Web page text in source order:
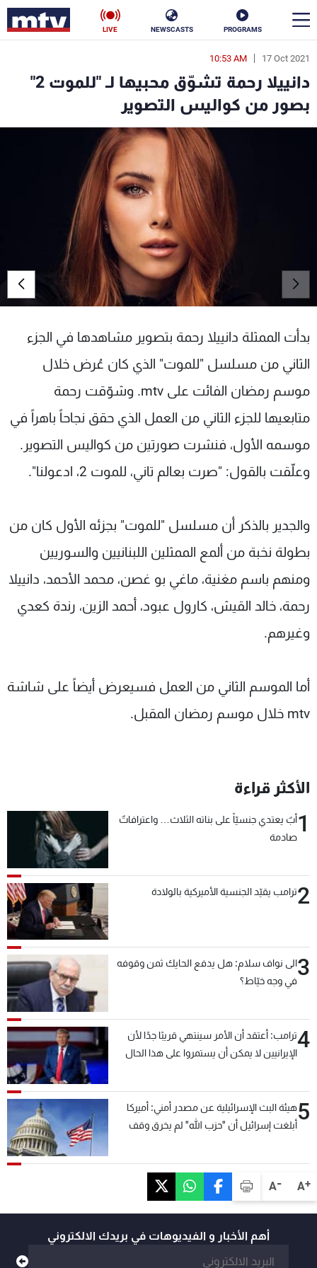
PROGRAMS
NEWSCASTS
LIVE
A+
A-
17 Oct 2021
10:53 AM
دانييلا رحمة تشوّق محبيها لـ "للموت 2"
بصور من كواليس التصوير
بدأت الممثلة دانييلا رحمة بتصوير مشاهدها في الجزء
الثاني من مسلسل "للموت" الذي كان عُرض خلال
موسم رمضان الفائت على mtv. وشوّقت رحمة
متابعيها للجزء الثاني من العمل الذي حقق نجاحاً باهراً في
موسمه الأول، فنشرت صورتين من كواليس التصوير.
وعلّقت بالقول: "صرت بعالم تاني، للموت 2، ادعولنا".
والجدير بالذكر أن مسلسل "للموت" بجزئه الأول كان من
بطولة نخبة من ألمع الممثلين اللبنانيين والسوريين
ومنهم باسم مغنية، ماغي بو غصن، محمد الأحمد، دانييلا
رحمة، خالد القيش، كارول عبود، أحمد الزين، رندة كعدي
وغيرهم.
أما الموسم الثاني من العمل فسيعرض أيضاً على شاشة
mtv خلال موسم رمضان المقبل.
الأكثر قراءة
1أبٌ يعتدي جنسيّاً على بناته الثلاث… واعترافاتٌ
صادمة
2ترامب يقيّد الجنسية الأميركية بالولادة
3الى نواف سلام: هل يدفع الحايك ثمن وقوفه
في وجه خيّاط؟
4ترامب: أعتقد أن الأمر سينتهي قريبًا جدًا لأن
الإيرانيين لا يمكن أن يستمروا على هذا الحال
5هيئة البث الإسرائيلية عن مصدر أمني: أميركا
أبلغت إسرائيل أن "حزب الله" لم يخرق وقف
أهم الأخبار و الفيديوهات في بريدك الالكتروني
en
الأخبار
سياسة ناس
رياضة
البرامج
شاهد البرامج
عن MTV
الإنـتـاج
لاعلاناتكم
وظائف
تواصل معنا
شروط الإسـتخدام
سياسة الخصوصية